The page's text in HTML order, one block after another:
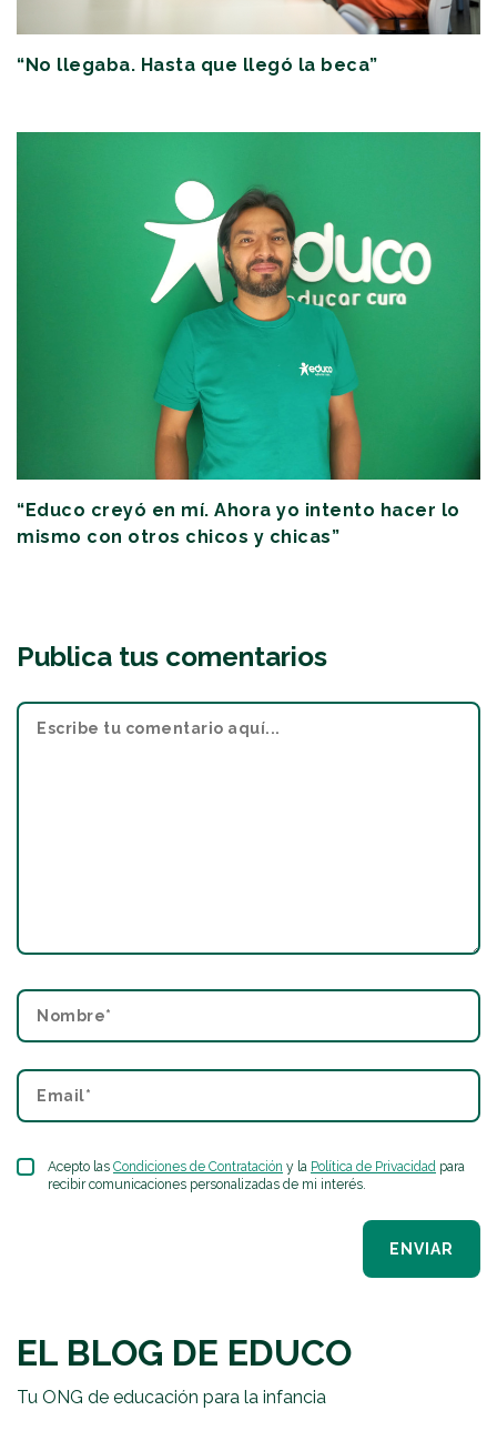
“No llegaba. Hasta que llegó la beca”
“Educo creyó en mí. Ahora yo intento hacer lo
mismo con otros chicos y chicas”
Publica tus comentarios
Acepto las Condiciones de Contratación y la Política de Privacidad para
recibir comunicaciones personalizadas de mi interés.
ENVIAR
EL BLOG DE EDUCO
Tu ONG de educación para la infancia